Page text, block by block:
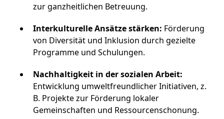
zur ganzheitlichen Betreuung.
Interkulturelle Ansätze stärken: Förderung
von Diversität und Inklusion durch gezielte
Programme und Schulungen.
Nachhaltigkeit in der sozialen Arbeit:
Entwicklung umweltfreundlicher Initiativen, z.
B. Projekte zur Förderung lokaler
Gemeinschaften und Ressourcenschonung.